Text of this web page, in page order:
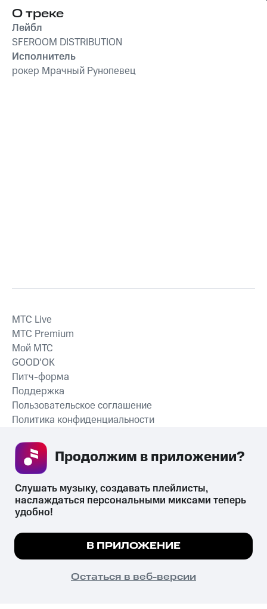
О треке
Лейбл
SFEROOM DISTRIBUTION
Исполнитель
рокер Мрачный Рунопевец
СКАЧАТЬ ПРИЛОЖЕНИЕ
MTС Live
MTС Premium
Мой МТС
GOOD’OK
Питч-форма
Поддержка
Пользовательское соглашение
Политика конфиденциальности
психотропных веществ, их аналогов причиняет вред здоровью,
их незаконный оборот запрещён и влечёт установленную
законодательством ответственность.
© 2026 ООО «КИОН».
Все права защищены
Мы используем куки, чтобы на сайте все
Подробнее
ПОНЯТНО
Слушать музыку, создавать плейлисты,
наслаждаться персональными миксами теперь
удобно!
В ПРИЛОЖЕНИЕ
Остаться в веб-версии